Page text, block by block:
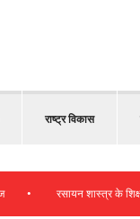
राष्ट्र विकास
रसायन शास्त्र के शिक्षकों की